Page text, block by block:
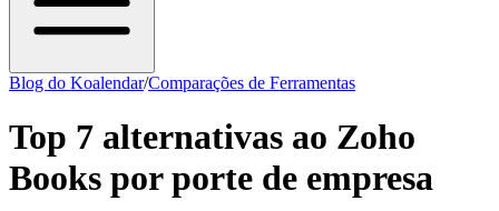
Blog do Koalendar/Comparações de Ferramentas
Top 7 alternativas ao Zoho
Books por porte de empresa